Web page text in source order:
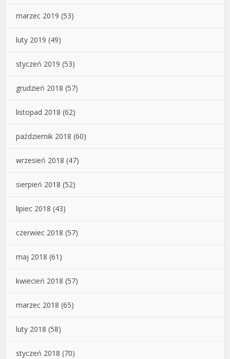
marzec 2019 (53)
luty 2019 (49)
styczeń 2019 (53)
grudzień 2018 (57)
listopad 2018 (62)
październik 2018 (60)
wrzesień 2018 (47)
sierpień 2018 (52)
lipiec 2018 (43)
czerwiec 2018 (57)
maj 2018 (61)
kwiecień 2018 (57)
marzec 2018 (65)
luty 2018 (58)
styczeń 2018 (70)